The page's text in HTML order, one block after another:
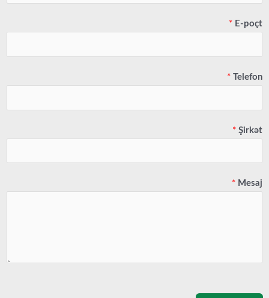
E-poçt
*
Telefon
*
Şirkət
*
Mesaj
*